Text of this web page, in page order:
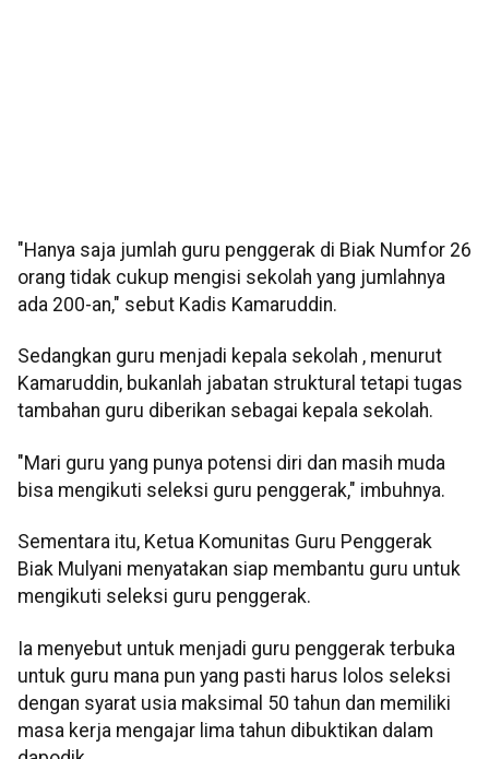
"Hanya saja jumlah guru penggerak di Biak Numfor 26
orang tidak cukup mengisi sekolah yang jumlahnya
ada 200-an," sebut Kadis Kamaruddin.
Sedangkan guru menjadi kepala sekolah , menurut
Kamaruddin, bukanlah jabatan struktural tetapi tugas
tambahan guru diberikan sebagai kepala sekolah.
"Mari guru yang punya potensi diri dan masih muda
bisa mengikuti seleksi guru penggerak," imbuhnya.
Sementara itu, Ketua Komunitas Guru Penggerak
Biak Mulyani menyatakan siap membantu guru untuk
mengikuti seleksi guru penggerak.
Ia menyebut untuk menjadi guru penggerak terbuka
untuk guru mana pun yang pasti harus lolos seleksi
dengan syarat usia maksimal 50 tahun dan memiliki
masa kerja mengajar lima tahun dibuktikan dalam